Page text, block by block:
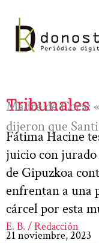
contenido
Tribunales
Madre de Coca:
dijeron que
Fátima Hacine
juicio con jurado
de Gipuzkoa
enfrentan a una
cárcel por esta
E. B. / Redacción
21 noviembre, 2023